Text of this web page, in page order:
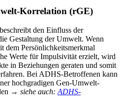
Korrelation (rGE)
den Einfluss der
Gestaltung der Umwelt. Wenn
dem Persönlichkeitsmerkmal
Werte für Impulsivität erzielt, wird
in Beziehungen geraten und somit
Bei ADHS-Betroffenen kann
hochgradigen Gen-Umwelt-
→ siehe auch: ADHS-